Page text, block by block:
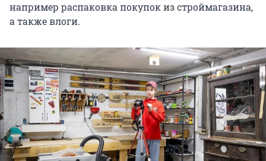
например распаковка покупок из строймагазина,
а также влоги.